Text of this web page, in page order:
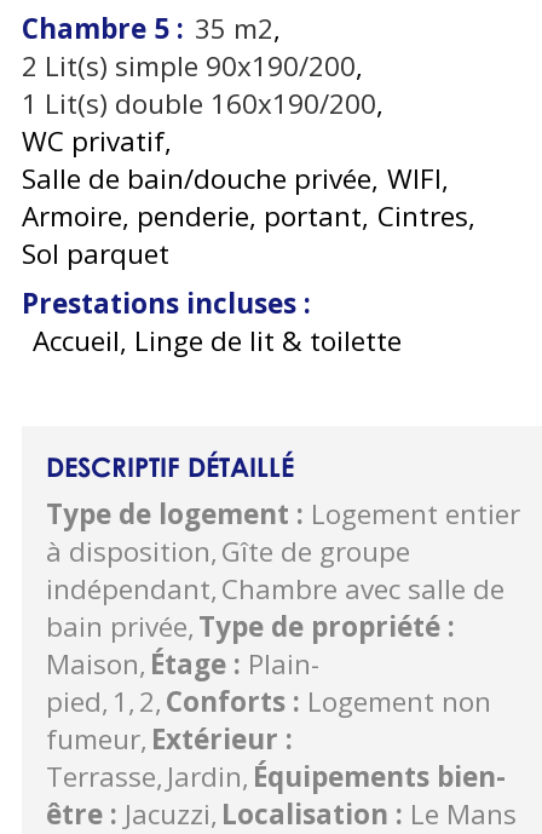
Chambre 5 : 35 m2
2 Lit(s) simple 90x190/200
1 Lit(s) double 160x190/200
WC privatif
Salle de bain/douche privée WIFI
Armoire, penderie, portant Cintres
Sol parquet
Prestations incluses :
Accueil, Linge de lit & toilette
DESCRIPTIF DÉTAILLÉ
Type de logement : Logement entier
à disposition Gîte de groupe
indépendant Chambre avec salle de
bain privée Type de propriété :
Maison Étage : Plain-
pied 1 2 Conforts : Logement non
fumeur Extérieur :
Terrasse Jardin Équipements bien-
être : Jacuzzi Localisation : Le Mans